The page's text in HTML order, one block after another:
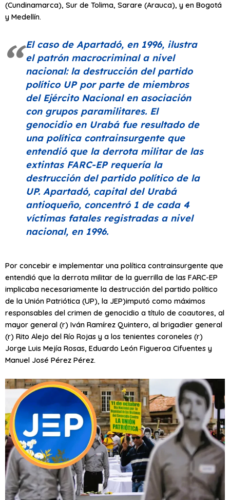
(Cundinamarca), Sur de Tolima, Sarare (Arauca), y en Bogotá
y Medellín.
El caso de Apartadó, en 1996, ilustra
el patrón macrocriminal a nivel
nacional: la destrucción del partido
político UP por parte de miembros
del Ejército Nacional en asociación
con grupos paramilitares. El
genocidio en Urabá fue resultado de
una política contrainsurgente que
entendió que la derrota militar de las
extintas FARC-EP requería la
destrucción del partido político de la
UP. Apartadó, capital del Urabá
antioqueño, concentró 1 de cada 4
víctimas fatales registradas a nivel
nacional, en 1996.
Por concebir e implementar una política contrainsurgente que
entendió que la derrota militar de la guerrilla de las FARC-EP
implicaba necesariamente la destrucción del partido político
de la Unión Patriótica (UP), la JEP)imputó como máximos
responsables del crimen de genocidio a título de coautores, al
mayor general (r) Iván Ramírez Quintero, al brigadier general
(r) Rito Alejo del Río Rojas y a los tenientes coroneles (r)
Jorge Luis Mejía Rosas, Eduardo León Figueroa Cifuentes y
Manuel José Pérez Pérez.